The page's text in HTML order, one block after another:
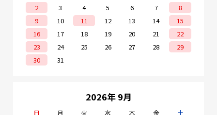
2
3 4 5 6 7
8
9
10 11 12 13 14
15
16
17 18 19 20 21
22
23
24 25 26 27 28
29
30
31
2026年 9月
日 月 火 水 木 金
土